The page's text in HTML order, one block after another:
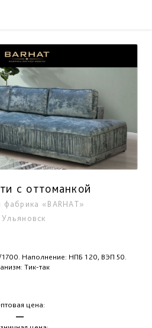
с оттоманкой
«BARHAT»
Ульяновск
Наполнение: НПБ 120, ВЭП 50.
Тик-так
цена:
—